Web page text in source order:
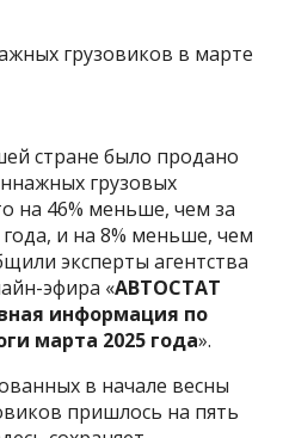
стране было продано
грузовых
на 46% меньше, чем за
и на 8% меньше, чем
эксперты агентства
эфира «АВТОСТАТ
информация по
марта 2025 года».
в начале весны
пришлось на пять